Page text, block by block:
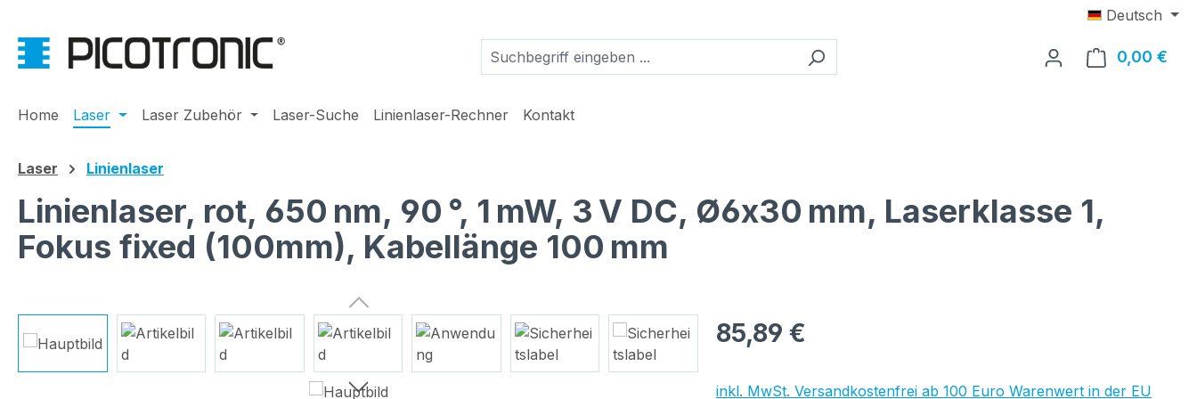
Deutsch
0,00 €
Home Laser Laser Zubehör Laser-Suche Linienlaser-Rechner Kontakt
Laser Linienlaser
Linienlaser, rot, 650 nm, 90 °, 1 mW, 3 V DC, Ø6x30 mm, Laserklasse 1,
Fokus fixed (100mm), Kabellänge 100 mm
Bildergalerie überspringen Regulärer Preis:
85,89 €
inkl. MwSt. Versandkostenfrei ab 100 Euro Warenwert in der EU